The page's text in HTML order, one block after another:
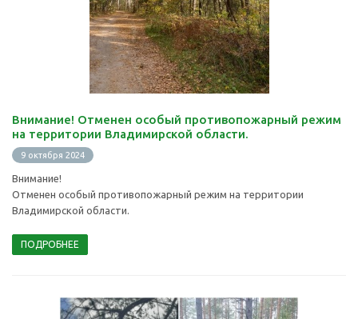
Внимание! Отменен особый противопожарный режим
на территории Владимирской области.
9 октября 2024
Внимание!
Отменен особый противопожарный режим на территории
Владимирской области.
ПОДРОБНЕЕ